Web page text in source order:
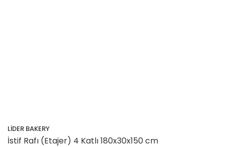
LİDER BAKERY
İstif Rafı (Etajer) 4 Katlı 180x30x150 cm